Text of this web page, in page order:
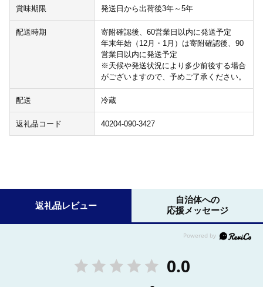
賞味期限 発送日から出荷後3年～5年
配送時期
寄附確認後、60営業日以内に発送予定
年末年始（12月・1月）は寄附確認後、90
営業日以内に発送予定
※天候や発送状況により多少前後する場合
がございますので、予めご了承ください。
配送 冷蔵
返礼品コード 40204-090-3427
返礼品レビュー
自治体への
応援メッセージ
0.0